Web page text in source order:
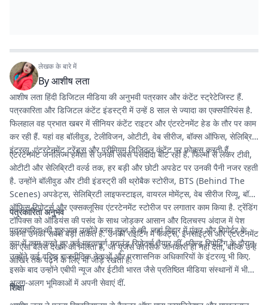
लेखक के बारे में
Byआशीष लता
आशीष लता हिंदी डिजिटल मीडिया की अनुभवी पत्रकार और कंटेंट स्ट्रेटेजिस्ट हैं.
पत्रकारिता और डिजिटल कंटेंट इंडस्ट्री में उन्हें 8 साल से ज्यादा का एक्सपीरियंस है.
फिलहाल वह प्रभात खबर में सीनियर कंटेंट राइटर और एंटरटेनमेंट हेड के तौर पर काम
कर रही हैं. यहां वह बॉलीवुड, टेलीविजन, ओटीटी, वेब सीरीज, बॉक्स ऑफिस, सेलिब्रिटी
इंटरव्यू, एंटरटेनमेंट ट्रेंड्स और प्रीमियम डिजिटल कंटेंट पर फोकस करती हैं.
एंटरटेनमेंट जर्नलिज्म हमेशा से उनकी सबसे पसंदीदा बीट रही है. फिल्मों से लेकर टीवी,
ओटीटी और सेलिब्रिटी वर्ल्ड तक, हर बड़ी और छोटी अपडेट पर उनकी पैनी नजर रहती
है. उन्होंने बॉलीवुड और टीवी इंडस्ट्री की थ्रोबैक स्टोरीज, BTS (Behind The
Scenes) अपडेट्स, सेलिब्रिटी लाइफस्टाइल, वायरल मोमेंट्स, वेब सीरीज रिव्यू, बॉक्स
ऑफिस रिपोर्ट्स और एक्सक्लूसिव एंटरटेनमेंट स्टोरीज पर लगातार काम किया है. ट्रेंडिंग
टॉपिक्स को ऑडियंस की पसंद के साथ जोड़कर आसान और दिलचस्प अंदाज में पेश
करना उनकी सबसे बड़ी ताकत है. उनकी राइटिंग में फैक्ट्स, इनसाइट्स और एंटरटेनमेंट
का ऐसा बैलेंस देखने को मिलता है, जो यूजर्स को सिर्फ जानकारी ही नहीं देता, बल्कि उन्हें
आखिर तक पढ़ने के लिए भी जोड़े रखता है.
पत्रकारिता अनुभव
पत्रकारिता की शुरुआत उन्होंने प्लस न्यूज से की, जहां बिहार में एंकर और रिपोर्टर के
रूप में काम करते हुए कई महत्वपूर्ण ग्राउंड रिपोर्ट्स तैयार कीं. फील्ड रिपोर्टिंग के दौरान
उन्होंने कई वरिष्ठ राजनीतिक नेताओं और प्रशासनिक अधिकारियों के इंटरव्यू भी किए.
इसके बाद उन्होंने एबीपी न्यूज और ईटीवी भारत जैसे प्रतिष्ठित मीडिया संस्थानों में भी
अलग-अलग भूमिकाओं में अपनी सेवाएं दीं.
शिक्षा